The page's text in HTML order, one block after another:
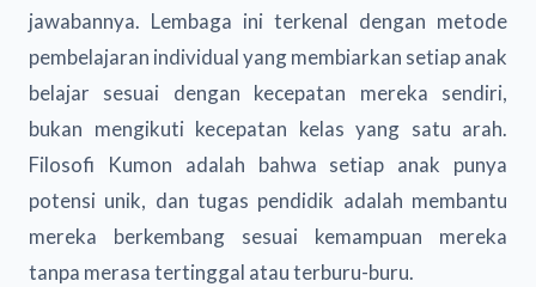
jawabannya. Lembaga ini terkenal dengan metode
pembelajaran individual yang membiarkan setiap anak
belajar sesuai dengan kecepatan mereka sendiri,
bukan mengikuti kecepatan kelas yang satu arah.
Filosofi Kumon adalah bahwa setiap anak punya
potensi unik, dan tugas pendidik adalah membantu
mereka berkembang sesuai kemampuan mereka
tanpa merasa tertinggal atau terburu-buru.